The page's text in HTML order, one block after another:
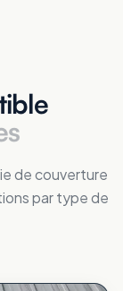
de couverture
par type de